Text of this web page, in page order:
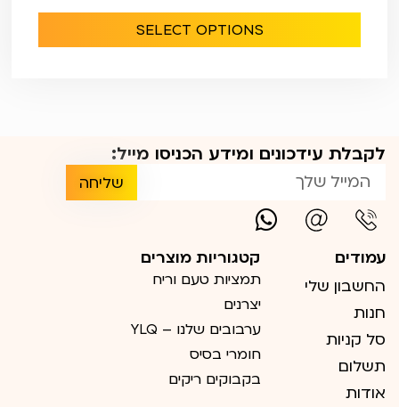
SELECT OPTIONS
לקבלת עידכונים ומידע הכניסו מייל:
שליחה
עמודים
החשבון שלי
חנות
סל קניות
תשלום
אודות
קטגוריות מוצרים
תמציות טעם וריח
יצרנים
ערבובים שלנו – YLQ
חומרי בסיס
בקבוקים ריקים